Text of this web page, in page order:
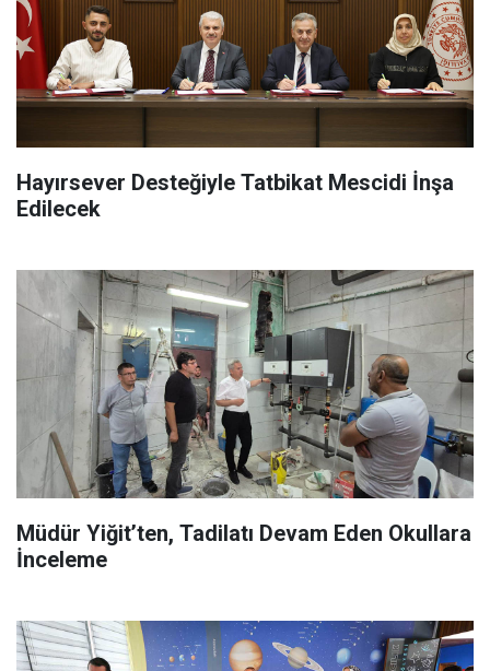
Hayırsever Desteğiyle Tatbikat Mescidi İnşa
Edilecek
Müdür Yiğit’ten, Tadilatı Devam Eden Okullara
İnceleme